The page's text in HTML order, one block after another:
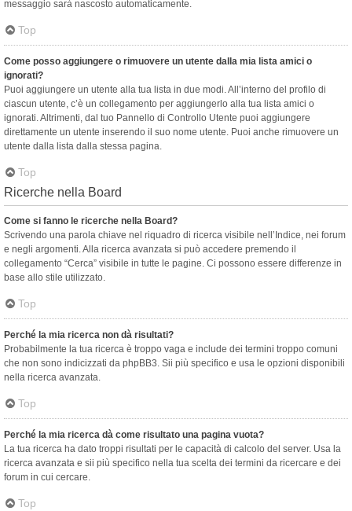
messaggio sarà nascosto automaticamente.
Top
Come posso aggiungere o rimuovere un utente dalla mia lista amici o
ignorati?
Puoi aggiungere un utente alla tua lista in due modi. All’interno del profilo di
ciascun utente, c’è un collegamento per aggiungerlo alla tua lista amici o
ignorati. Altrimenti, dal tuo Pannello di Controllo Utente puoi aggiungere
direttamente un utente inserendo il suo nome utente. Puoi anche rimuovere un
utente dalla lista dalla stessa pagina.
Top
Ricerche nella Board
Come si fanno le ricerche nella Board?
Scrivendo una parola chiave nel riquadro di ricerca visibile nell’Indice, nei forum
e negli argomenti. Alla ricerca avanzata si può accedere premendo il
collegamento “Cerca” visibile in tutte le pagine. Ci possono essere differenze in
base allo stile utilizzato.
Top
Perché la mia ricerca non dà risultati?
Probabilmente la tua ricerca è troppo vaga e include dei termini troppo comuni
che non sono indicizzati da phpBB3. Sii più specifico e usa le opzioni disponibili
nella ricerca avanzata.
Top
Perché la mia ricerca dà come risultato una pagina vuota?
La tua ricerca ha dato troppi risultati per le capacità di calcolo del server. Usa la
ricerca avanzata e sii più specifico nella tua scelta dei termini da ricercare e dei
forum in cui cercare.
Top